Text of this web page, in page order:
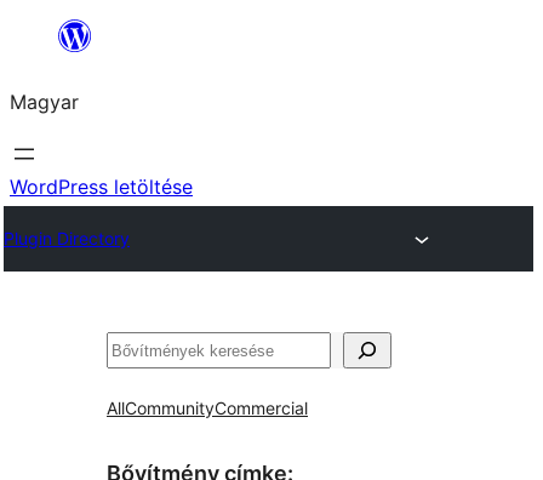
Ugrás
tartalomhoz
Magyar
WordPress letöltése
Plugin Directory
Keresés
AllCommunityCommercial
Bővítmény címke: